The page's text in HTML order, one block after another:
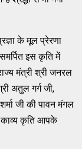
के मूल प्रेरणा
इस कृति में
मंत्री श्री जनरल
अतुल गर्ग जी,
जी की पावन मंगल
काव्य कृति आपके